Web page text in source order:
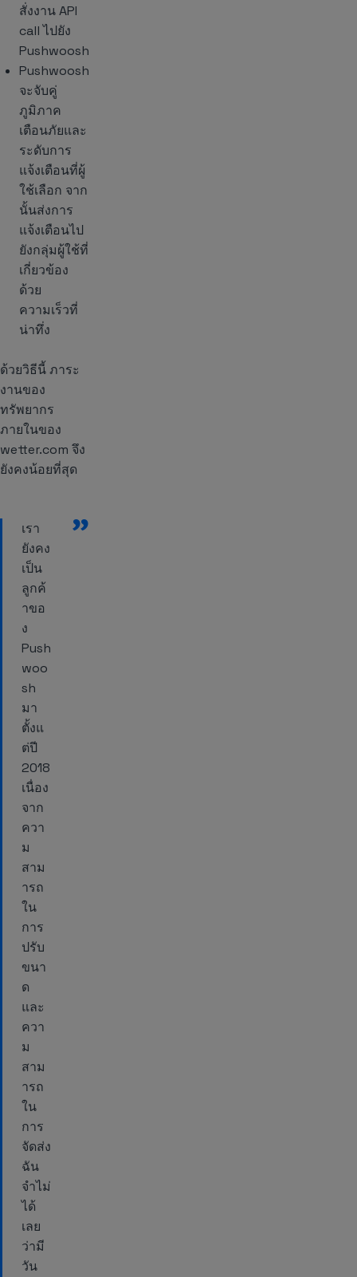
สั่งงาน API
call ไปยัง
Pushwoosh
Pushwoosh
จะจับคู่
ภูมิภาค
เตือนภัยและ
ระดับการ
แจ้งเตือนที่ผู้
ใช้เลือก จาก
นั้นส่งการ
แจ้งเตือนไป
ยังกลุ่มผู้ใช้ที่
เกี่ยวข้อง
ด้วย
ความเร็วที่
น่าทึ่ง
ด้วยวิธีนี้ ภาระ
งานของ
ทรัพยากร
ภายในของ
wetter.com จึง
ยังคงน้อยที่สุด
”
เรา
ยังคง
เป็น
ลูกค้
าขอ
ง
Push
woo
sh
มา
ตั้งแ
ต่ปี
2018
เนื่อง
จาก
ควา
ม
สาม
ารถ
ใน
การ
ปรับ
ขนา
ด
และ
ควา
ม
สาม
ารถ
ใน
การ
จัดส่ง
ฉัน
จำไม่
ได้
เลย
ว่ามี
วัน